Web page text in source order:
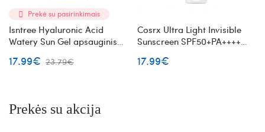
Prekė su pasirinkimais
Isntree Hyaluronic Acid
Watery Sun Gel apsauginis
PA++++
17.99€ 23.79€
Cosrx Ultra Light Invisible
Sunscreen SPF50+PA++++
kremas nuo saulės
17.99€
Prekės su akcija